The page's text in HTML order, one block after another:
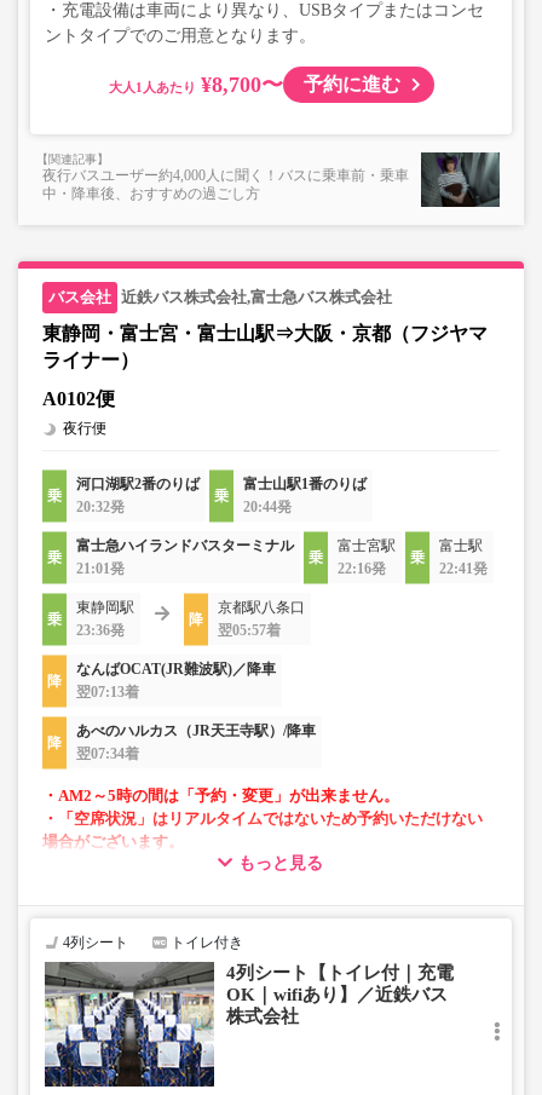
・充電設備は車両により異なり、USBタイプまたはコンセ
ントタイプでのご用意となります。
大人 ¥8,700〜 予約に進む
夜行バスユーザー約4,000人に聞く！バスに乗車前・乗車
中・降車後、おすすめの過ごし方
近鉄バス株式会社,富士急バス株式会社
東静岡・富士宮・富士山駅⇒大阪・京都（フジヤマ
ライナー）
A0102便
夜行便
河口湖駅2番のりば
20:32発
富士山駅1番のりば
20:44発
富士急ハイランドバスターミナル
21:01発
富士宮駅
22:16発
富士駅
22:41発
東静岡駅
23:36発
京都駅八条口
翌05:57着
なんばOCAT(JR難波駅)／降車
翌07:13着
あべのハルカス（JR天王寺駅）/降車
翌07:34着
・AM2～5時の間は「予約・変更」が出来ません。
・「空席状況」はリアルタイムではないため予約いただけない
場合がございます。
・車両は予告なく変更となる場合がございます。これに伴い、
じめご了承ください。
もっと見る
4列シート トイレ付き
4列シート【トイレ付｜充電
OK｜wifiあり】／近鉄バス
株式会社